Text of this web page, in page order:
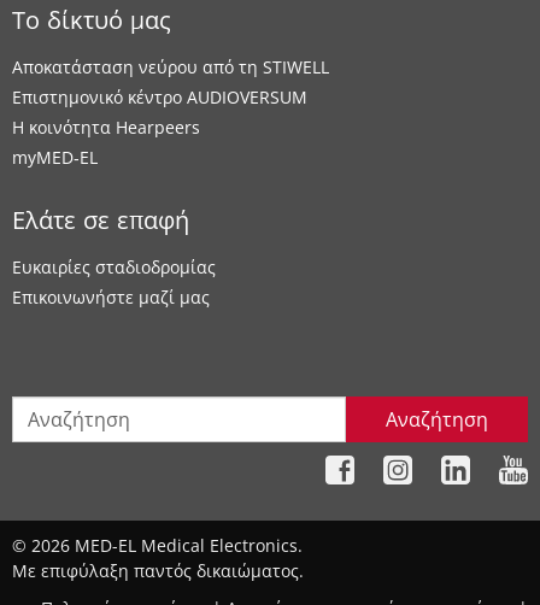
Το δίκτυό μας
Αποκατάσταση νεύρου από τη STIWELL
Επιστημονικό κέντρο AUDIOVERSUM
Η κοινότητα Hearpeers
myMED‑EL
Ελάτε σε επαφή
Ευκαιρίες σταδιοδρομίας
Επικοινωνήστε μαζί μας
Αναζήτηση
© 2026 MED-EL Medical Electronics.
Με επιφύλαξη παντός δικαιώματος.